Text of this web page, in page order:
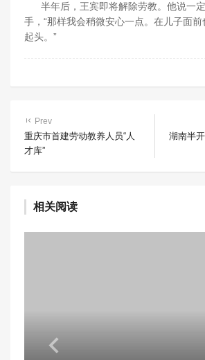
半年后，王宾即将解除劳教。他说一定
手，“那样我会稍微安心一点。在儿子面
起头。”
Prev
重庆市首建劳动教养人员“人
才库”
湖南半
相关阅读